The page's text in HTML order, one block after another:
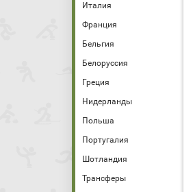
Италия
Франция
Бельгия
Белоруссия
Греция
Нидерланды
Польша
Португалия
Шотландия
Трансферы